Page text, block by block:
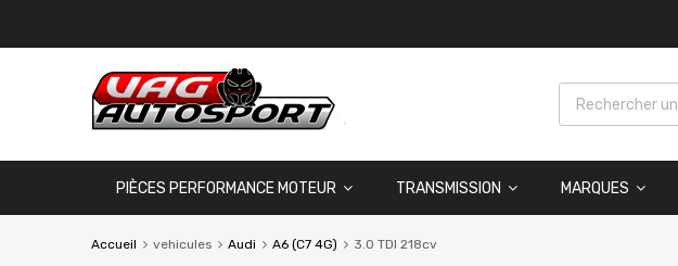
PIÈCES PERFORMANCE MOTEUR TRANSMISSION MARQUES
Accueil vehicules Audi A6 (C7 4G) 3.0 TDI 218cv